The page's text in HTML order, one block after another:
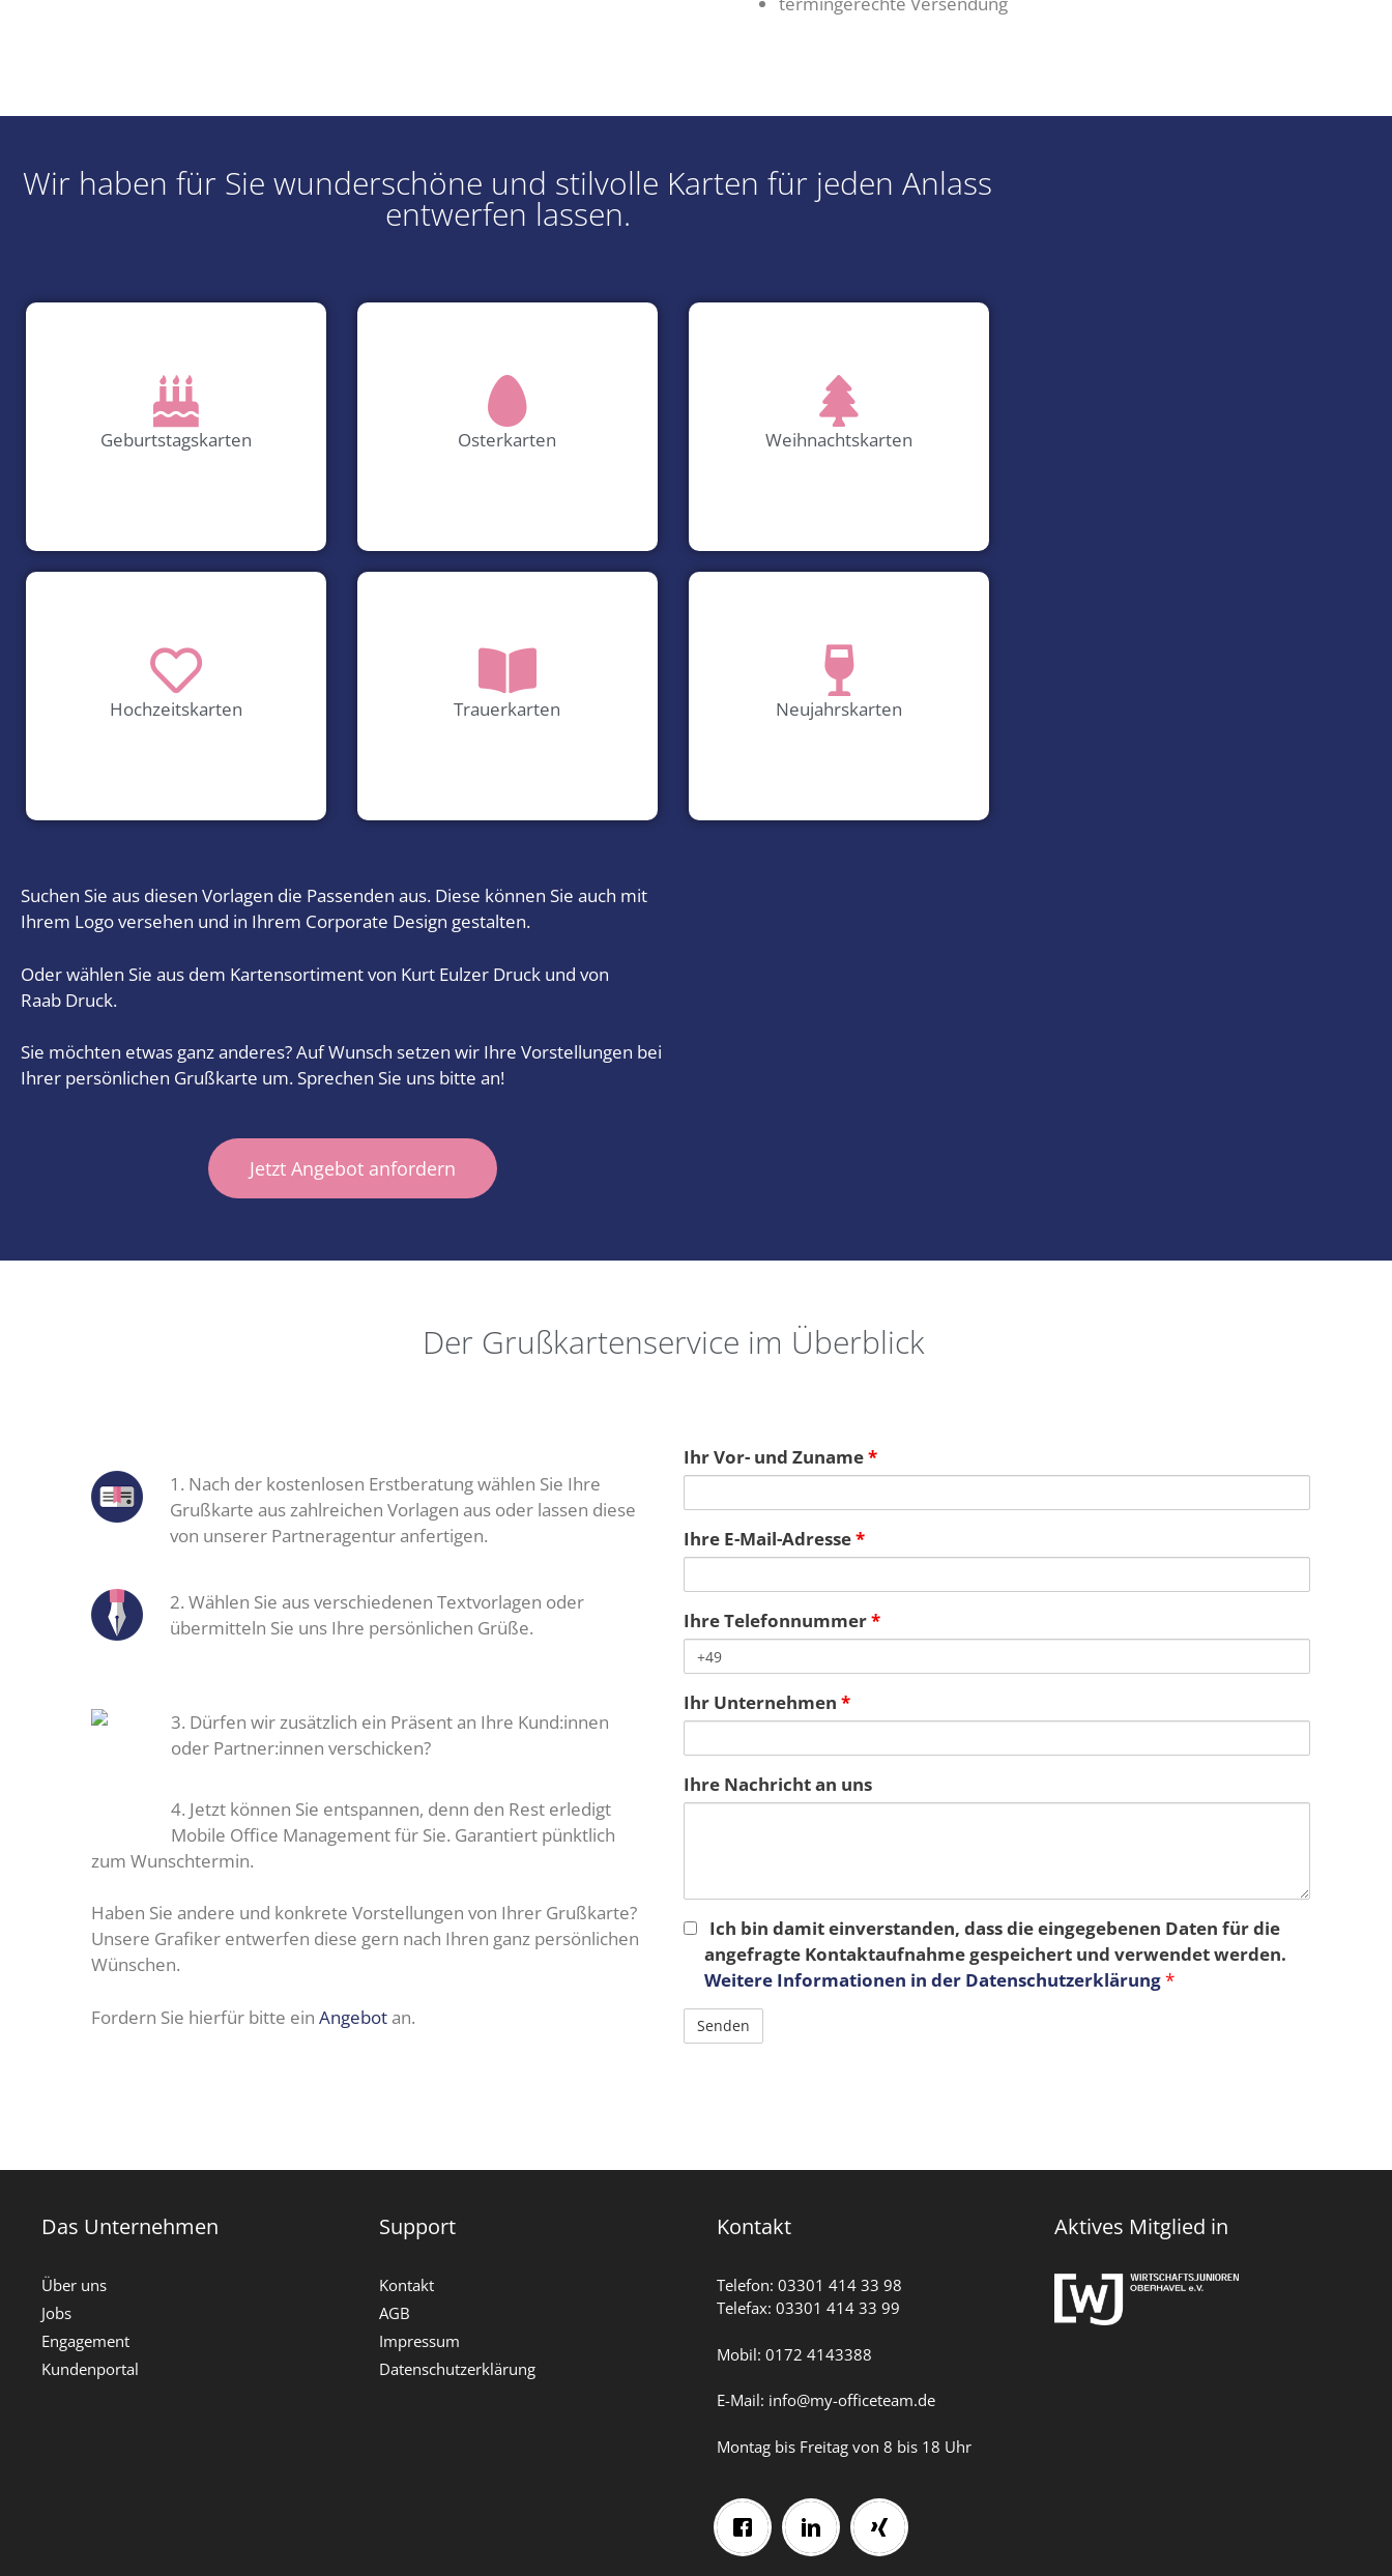
Wir haben für Sie wunderschöne und stilvolle Karten für jeden Anlass
entwerfen lassen.
Geburtstagskarten Osterkarten Weihnachtskarten
Hochzeitskarten Trauerkarten Neujahrskarten
Suchen Sie aus diesen Vorlagen die Passenden aus. Diese können Sie auch mit
Ihrem Logo versehen und in Ihrem Corporate Design gestalten.
Oder wählen Sie aus dem Kartensortiment von Kurt Eulzer Druck und von
Raab Druck.
Sie möchten etwas ganz anderes? Auf Wunsch setzen wir Ihre Vorstellungen bei
Ihrer persönlichen Grußkarte um. Sprechen Sie uns bitte an!
Jetzt Angebot anfordern
Der Grußkartenservice im Überblick
1. Nach der kostenlosen Erstberatung wählen Sie Ihre
Grußkarte aus zahlreichen Vorlagen aus oder lassen diese
von unserer Partneragentur anfertigen.
2. Wählen Sie aus verschiedenen Textvorlagen oder
übermitteln Sie uns Ihre persönlichen Grüße.
3. Dürfen wir zusätzlich ein Präsent an Ihre Kund:innen
oder Partner:innen verschicken?
4. Jetzt können Sie entspannen, denn den Rest erledigt
Mobile Office Management für Sie. Garantiert pünktlich
zum Wunschtermin.
Haben Sie andere und konkrete Vorstellungen von Ihrer Grußkarte?
Unsere Grafiker entwerfen diese gern nach Ihren ganz persönlichen
Wünschen.
Fordern Sie hierfür bitte ein Angebotan.
Ihr Vor- und Zuname*
Ihre E-Mail-Adresse*
Ihre Telefonnummer*
Ihr Unternehmen *
Ihre Nachricht an uns
Ich bin damit einverstanden, dass die eingegebenen Daten für die
angefragte Kontaktaufnahme gespeichert und verwendet werden.
Weitere Informationen in der Datenschutzerklärung*
Das Unternehmen
Über uns
Jobs
Engagement
Kundenportal
Support
Kontakt
AGB
Impressum
Datenschutzerklärung
Kontakt
Telefon: 03301 414 33 98
Telefax: 03301 414 33 99
Mobil: 0172 4143388
E-Mail: info@my-officeteam.de
Montag bis Freitag von 8 bis 18 Uhr
Aktives Mitglied in